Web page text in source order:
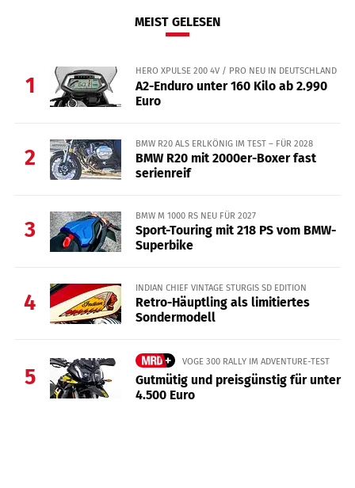
MEIST GELESEN
1
HERO XPULSE 200 4V / PRO NEU IN DEUTSCHLAND
A2-Enduro unter 160 Kilo ab 2.990
Euro
2
BMW R20 ALS ERLKÖNIG IM TEST – FÜR 2028
BMW R20 mit 2000er-Boxer fast
serienreif
3
BMW M 1000 RS NEU FÜR 2027
Sport-Touring mit 218 PS vom BMW-
Superbike
4
INDIAN CHIEF VINTAGE STURGIS SD EDITION
Retro-Häuptling als limitiertes
Sondermodell
5
VOGE 300 RALLY IM ADVENTURE-TEST
Gutmütig und preisgünstig für unter
4.500 Euro